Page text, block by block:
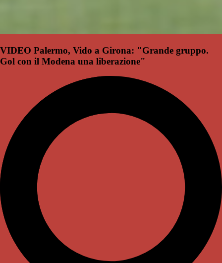
VIDEO Palermo, Vido a Girona: "Grande gruppo.
Gol con il Modena una liberazione"